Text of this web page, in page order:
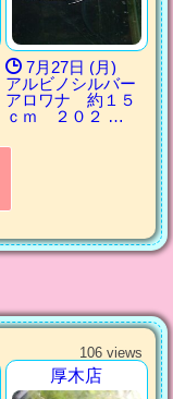
7月27日 (月)
アルビノシルバー
アロワナ 約１５
ｃｍ ２０２ …
106 views
厚木店